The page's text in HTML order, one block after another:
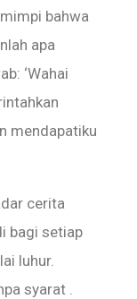
bahwa
apa
‘Wahai
mendapatiku
cerita
bagi setiap
luhur.
syarat .